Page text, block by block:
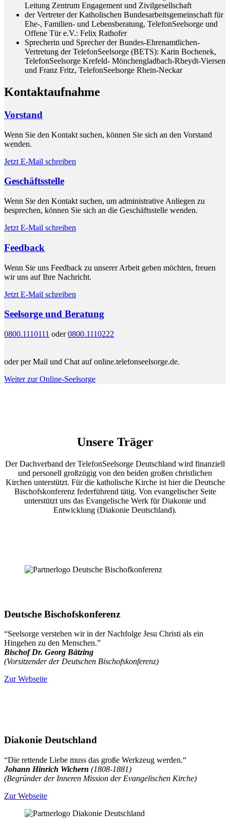
Leitung Zentrum Engagement und Zivilgesellschaft
der Vertreter der Katholischen Bundesarbeitsgemeinschaft für
Ehe-, Familien- und Lebensberatung, TelefonSeelsorge und
Offene Tür e.V.: Felix Rathofer
Sprecherin und Sprecher der Bundes-Ehrenamtlichen-
Vertretung der TelefonSeelsorge (BETS): Karin Bochenek,
TelefonSeelsorge Krefeld- Mönchengladbach-Rheydt-Viersen
und Franz Fritz, TelefonSeelsorge Rhein-Neckar
Kontaktaufnahme
Vorstand
Wenn Sie den Kontakt suchen, können Sie sich an den Vorstand
wenden.
Jetzt E-Mail schreiben
Geschäftsstelle
Wenn Sie den Kontakt suchen, um administrative Anliegen zu
besprechen, können Sie sich an die Geschäftsstelle wenden.
Jetzt E-Mail schreiben
Feedback
Wenn Sie uns Feedback zu unserer Arbeit geben möchten, freuen
wir uns auf Ihre Nachricht.
Jetzt E-Mail schreiben
Seelsorge und Beratung
0800.1110111 oder 0800.1110222
oder per Mail und Chat auf online.telefonseelsorge.de.
Weiter zur Online-Seelsorge
Unsere Träger
Der Dachverband der TelefonSeelsorge Deutschland wird finanziell
und personell großzügig von den beiden großen christlichen
Kirchen unterstützt. Für die katholische Kirche ist hier die Deutsche
Bischofskonferenz federführend tätig. Von evangelischer Seite
unterstützt uns das Evangelische Werk für Diakonie und
Entwicklung (Diakonie Deutschland).
Deutsche Bischofskonferenz
“Seelsorge verstehen wir in der Nachfolge Jesu Christi als ein
Hingehen zu den Menschen.”
Bischof Dr. Georg Bätzing
(Vorsitzender der Deutschen Bischofskonferenz)
Zur Webseite
Diakonie Deutschland
“Die rettende Liebe muss das große Werkzeug werden.“
Johann Hinrich Wichern (1808-1881)
(Begründer der Inneren Mission der Evangelischen Kirche)
Zur Webseite